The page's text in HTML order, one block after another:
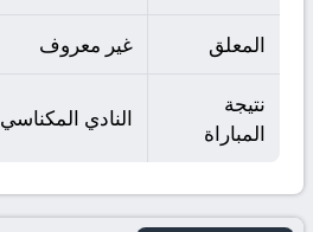
المعلق غير معروف
نتيجة
المباراة
النادي المكناسي 0 - 1 نهضة بركان